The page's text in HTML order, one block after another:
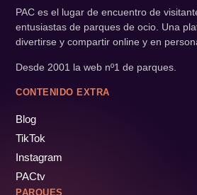
PAC es el lugar de encuentro de
entusiastas de parques de ocio. Una
divertirse y compartir online y en
Desde 2001 la web nº1 de parques.
CONTENIDO EXTRA
Blog
TikTok
Instagram
PACtv
PARQUES